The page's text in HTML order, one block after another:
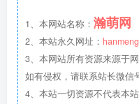
1、本网站名称： 瀚萌网
2、本站永久网址：
3、本网站所有资源来源于
如有侵权，请联系站长微信
4、本站一切资源不代表本